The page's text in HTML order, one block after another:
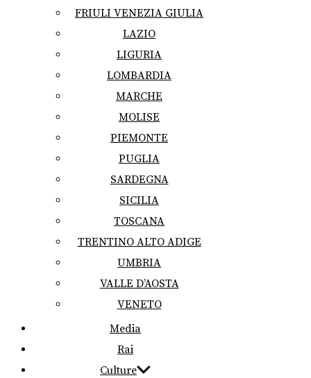
FRIULI VENEZIA GIULIA
LAZIO
LIGURIA
LOMBARDIA
MARCHE
MOLISE
PIEMONTE
PUGLIA
SARDEGNA
SICILIA
TOSCANA
TRENTINO ALTO ADIGE
UMBRIA
VALLE D’AOSTA
VENETO
Media
Rai
Culture